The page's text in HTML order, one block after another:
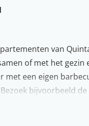
van
of met het gezin
een eigen
bijvoorbeeld
in Quinta de